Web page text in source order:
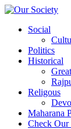
Skip
contentSocial
Politics
Historical
Religous
Maharana
Check